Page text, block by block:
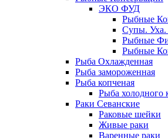
ЭКО ФУД
Рыбные
Супы.
Рыбные
Рыбные
Рыба Охлажденная
Рыба замороженная
Рыба копченая
Рыба холодного
Раки Севанские
Раковые шейки
Живые раки
Варенные раки